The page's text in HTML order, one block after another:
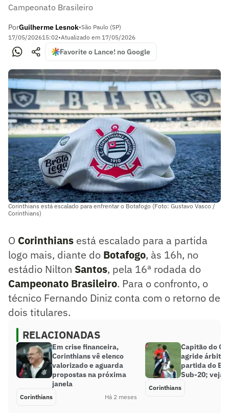
Campeonato Brasileiro
PorGuilherme Lesnok•São Paulo (SP)
17/05/202615:02•Atualizado em 17/05/2026
Favorite o Lance! no Google
Corinthians está escalado para enfrentar o Botafogo (Foto: Gustavo Vasco /
Corinthians)
O Corinthians está escalado para a partida
logo mais, diante do Botafogo, às 16h, no
estádio Nilton Santos, pela 16ª rodada do
Campeonato Brasileiro. Para o confronto, o
técnico Fernando Diniz conta com o retorno de
dois titulares.
RELACIONADAS
Em crise financeira,
Corinthians vê elenco
valorizado e aguarda
propostas na próxima
janela
Corinthians Há 2 meses
Capitão do
agride árbitro
partida do
Sub-20; veja
Corinthians